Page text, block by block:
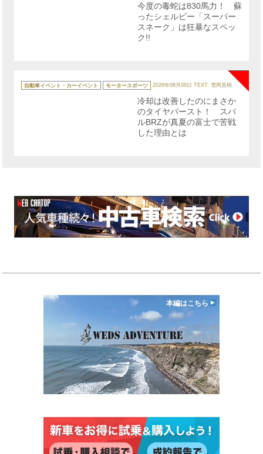
今度の毒蛇は830馬力！ 蘇
ったシェルビー「スーパー
スネーク」は狂暴なスペッ
ク!!
テ
ゴ
自動車イベント・カーイベント モータースポーツ 2026年08月08日 TEXT: 雪岡直樹
冷却は改善したのにまさか
のタイヤバースト！ スバ
ルBRZが真夏の富士で苦戦
した理由とは
本編はこちら